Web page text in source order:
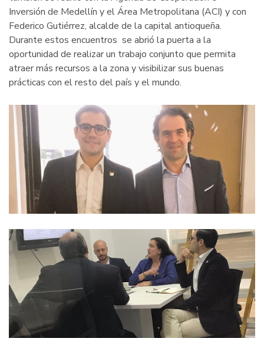
Inversión de Medellín y el Área Metropolitana (ACI) y con
Federico Gutiérrez, alcalde de la capital antioqueña.
Durante estos encuentros se abrió la puerta a la
oportunidad de realizar un trabajo conjunto que permita
atraer más recursos a la zona y visibilizar sus buenas
prácticas con el resto del país y el mundo.